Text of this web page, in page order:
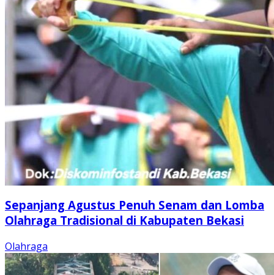
Sepanjang Agustus Penuh Senam dan Lomba
Olahraga Tradisional di Kabupaten Bekasi
Olahraga